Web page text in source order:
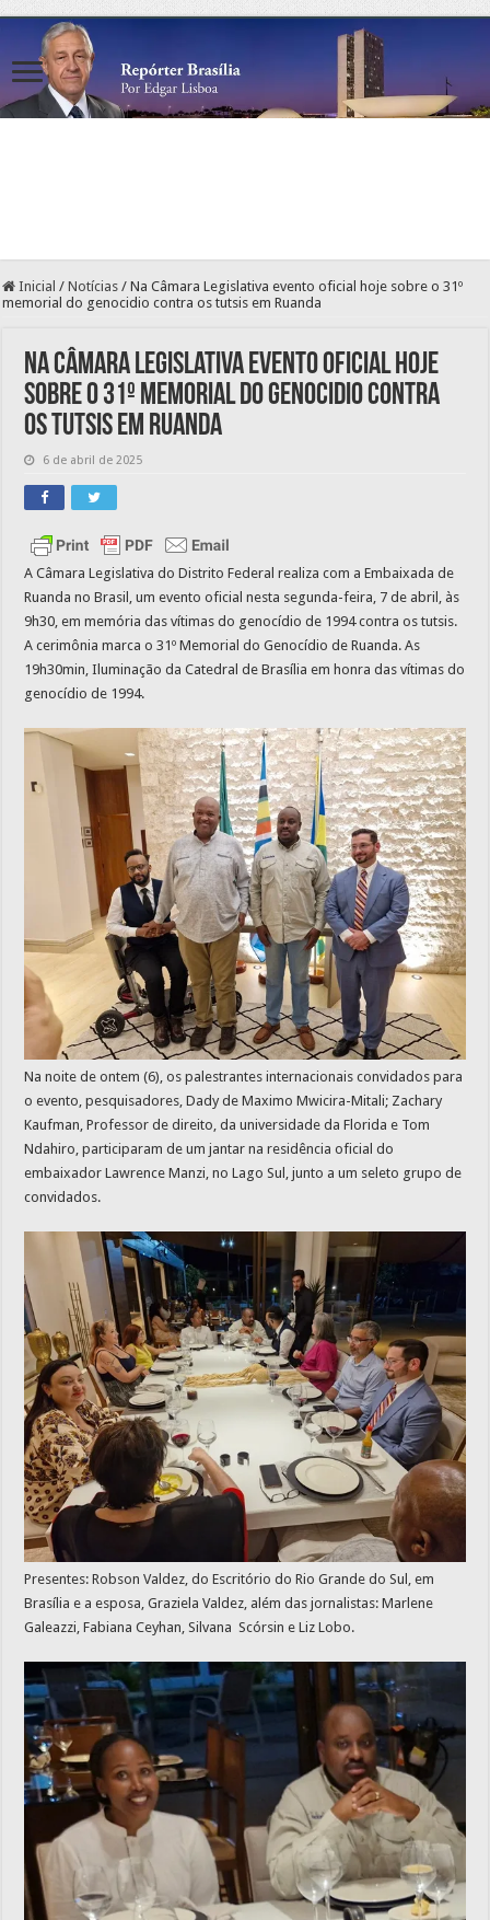
Inicial / Notícias / Na Câmara Legislativa evento oficial hoje sobre o 31º
memorial do genocidio contra os tutsis em Ruanda
Na Câmara Legislativa evento oficial hoje
sobre o 31º memorial do genocidio contra
os tutsis em Ruanda
6 de abril de 2025
A Câmara Legislativa do Distrito Federal realiza com a Embaixada de
Ruanda no Brasil, um evento oficial nesta segunda-feira, 7 de abril, às
9h30, em memória das vítimas do genocídio de 1994 contra os tutsis.
A cerimônia marca o 31º Memorial do Genocídio de Ruanda. As
19h30min, Iluminação da Catedral de Brasília em honra das vítimas do
genocídio de 1994.
Na noite de ontem (6), os palestrantes internacionais convidados para
o evento, pesquisadores, Dady de Maximo Mwicira-Mitali; Zachary
Kaufman, Professor de direito, da universidade da Florida e Tom
Ndahiro, participaram de um jantar na residência oficial do
embaixador Lawrence Manzi, no Lago Sul, junto a um seleto grupo de
convidados.
Presentes: Robson Valdez, do Escritório do Rio Grande do Sul, em
Brasília e a esposa, Graziela Valdez, além das jornalistas: Marlene
Galeazzi, Fabiana Ceyhan, Silvana Scórsin e Liz Lobo.